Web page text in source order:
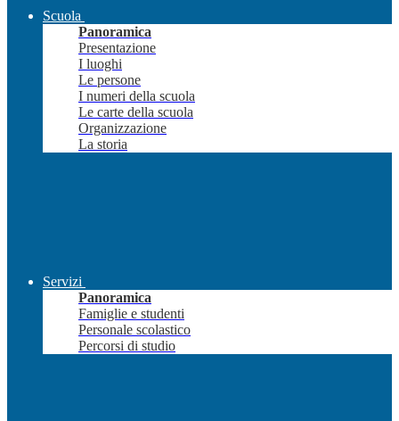
Scuola
Panoramica
Presentazione
I luoghi
Le persone
I numeri della scuola
Le carte della scuola
Organizzazione
La storia
Servizi
Panoramica
Famiglie e studenti
Personale scolastico
Percorsi di studio